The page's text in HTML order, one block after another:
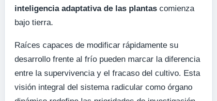
inteligencia adaptativa de las plantas comienza
bajo tierra.
Raíces capaces de modificar rápidamente su
desarrollo frente al frío pueden marcar la diferencia
entre la supervivencia y el fracaso del cultivo. Esta
visión integral del sistema radicular como órgano